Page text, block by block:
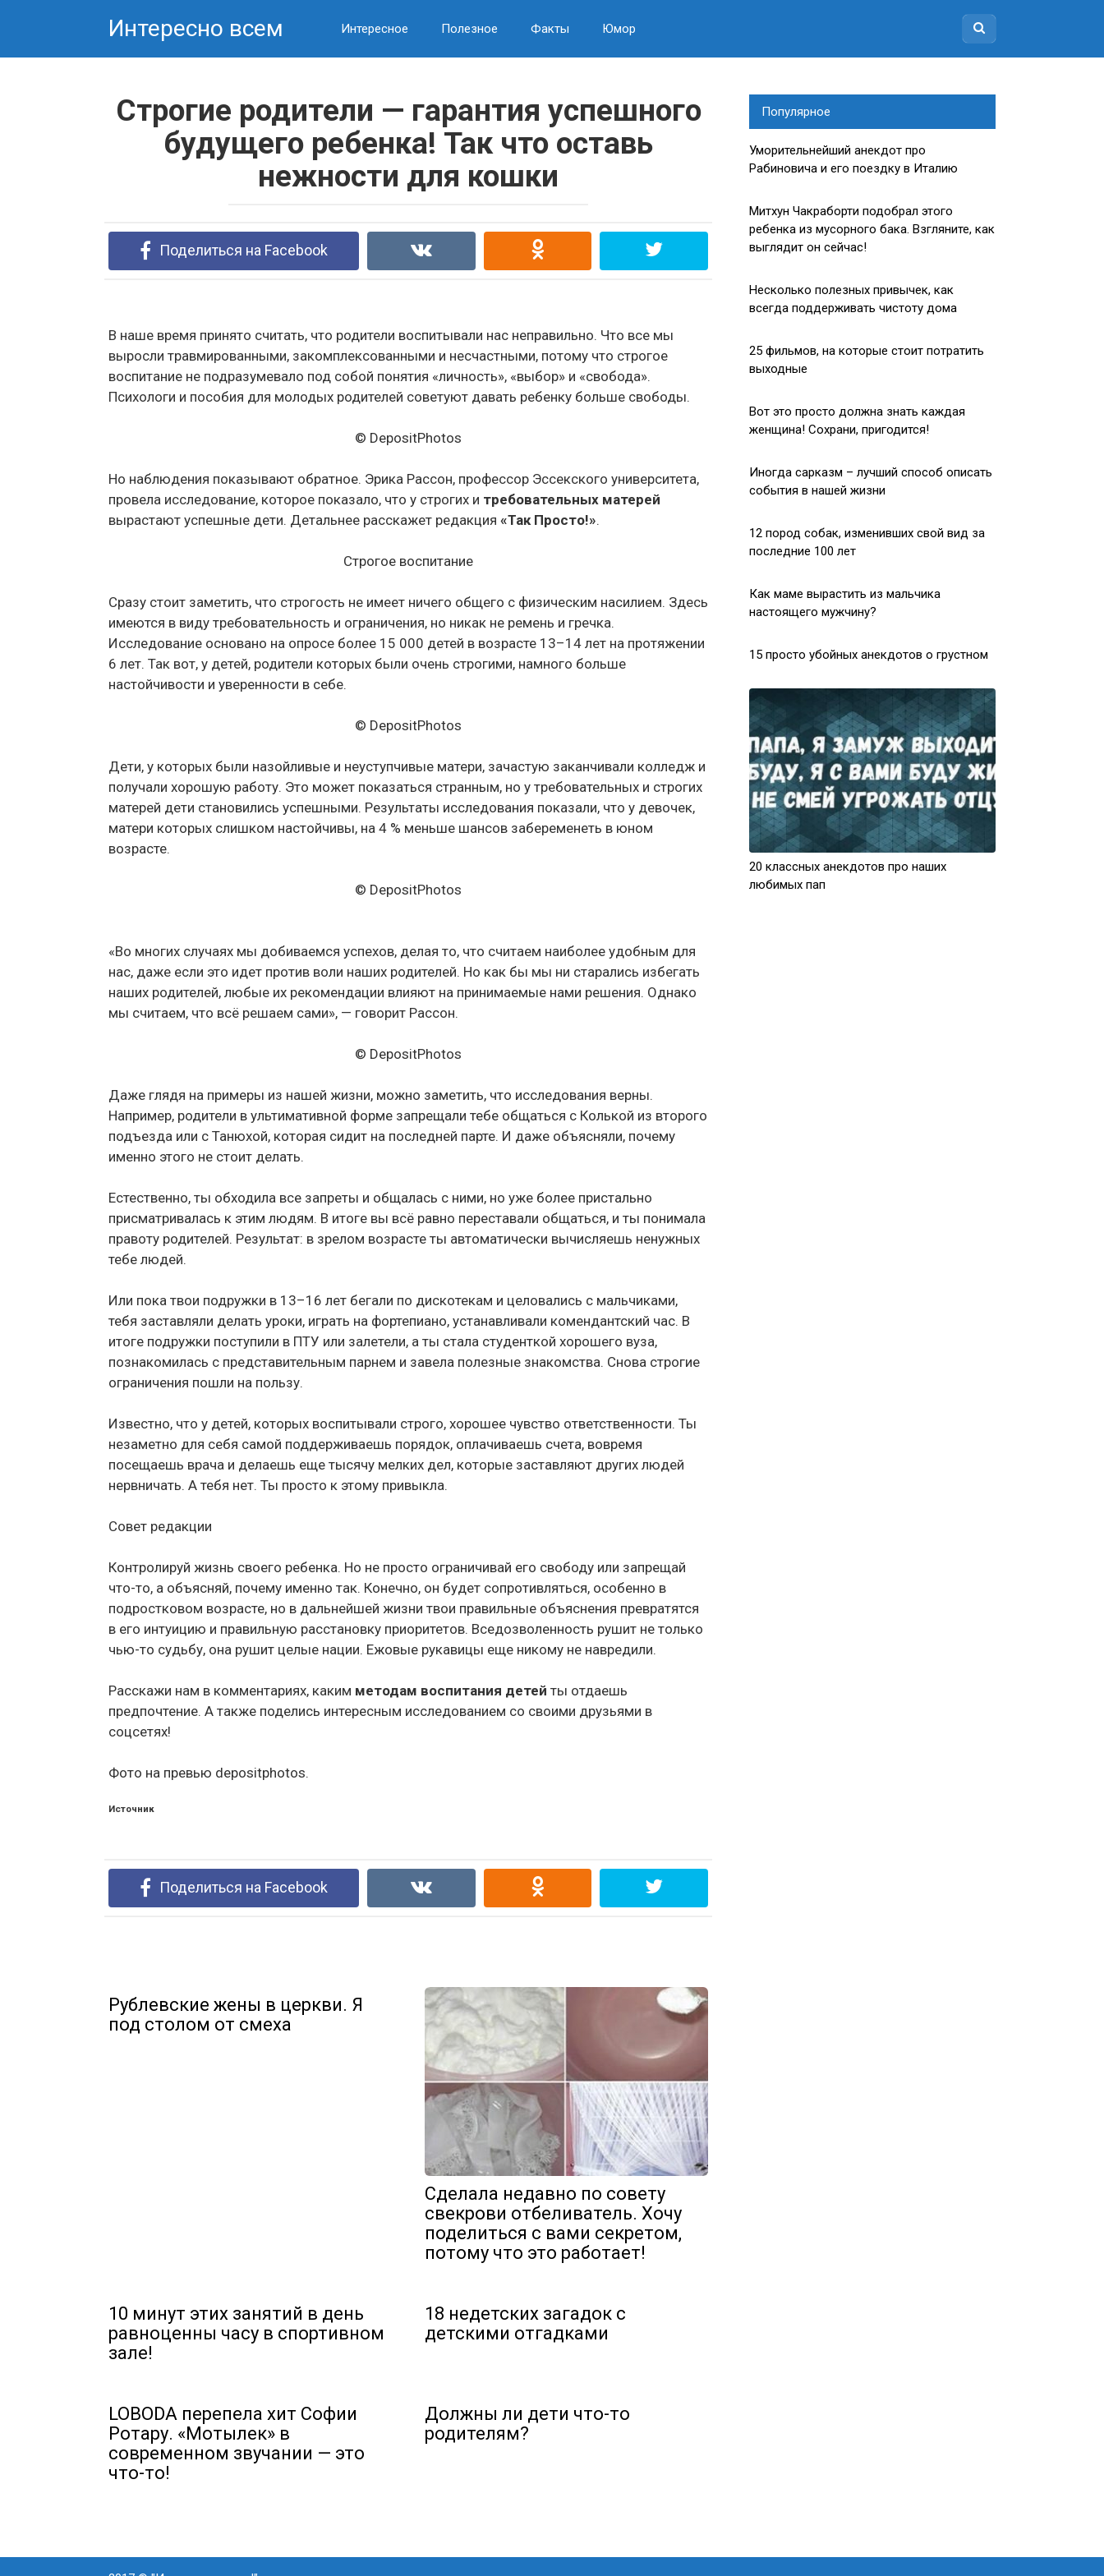
Интересно всем Интересное Полезное Факты Юмор
Строгие родители — гарантия успешного
будущего ребенка! Так что оставь
нежности для кошки
Поделиться на Facebook
В наше время принято считать, что родители воспитывали нас неправильно. Что все мы
выросли травмированными, закомплексованными и несчастными, потому что строгое
воспитание не подразумевало под собой понятия «личность», «выбор» и «свобода».
Психологи и пособия для молодых родителей советуют давать ребенку больше свободы.
© DepositPhotos
Но наблюдения показывают обратное. Эрика Рассон, профессор Эссекского университета,
провела исследование, которое показало, что у строгих и требовательных матерей
вырастают успешные дети. Детальнее расскажет редакция «Так Просто!».
Строгое воспитание
Сразу стоит заметить, что строгость не имеет ничего общего с физическим насилием. Здесь
имеются в виду требовательность и ограничения, но никак не ремень и гречка.
Исследование основано на опросе более 15 000 детей в возрасте 13–14 лет на протяжении
6 лет. Так вот, у детей, родители которых были очень строгими, намного больше
настойчивости и уверенности в себе.
© DepositPhotos
Дети, у которых были назойливые и неуступчивые матери, зачастую заканчивали колледж и
получали хорошую работу. Это может показаться странным, но у требовательных и строгих
матерей дети становились успешными. Результаты исследования показали, что у девочек,
матери которых слишком настойчивы, на 4 % меньше шансов забеременеть в юном
возрасте.
© DepositPhotos
«Во многих случаях мы добиваемся успехов, делая то, что считаем наиболее удобным для
нас, даже если это идет против воли наших родителей. Но как бы мы ни старались избегать
наших родителей, любые их рекомендации влияют на принимаемые нами решения. Однако
мы считаем, что всё решаем сами», — говорит Рассон.
© DepositPhotos
Даже глядя на примеры из нашей жизни, можно заметить, что исследования верны.
Например, родители в ультимативной форме запрещали тебе общаться с Колькой из второго
подъезда или с Танюхой, которая сидит на последней парте. И даже объясняли, почему
именно этого не стоит делать.
Естественно, ты обходила все запреты и общалась с ними, но уже более пристально
присматривалась к этим людям. В итоге вы всё равно переставали общаться, и ты понимала
правоту родителей. Результат: в зрелом возрасте ты автоматически вычисляешь ненужных
тебе людей.
Или пока твои подружки в 13–16 лет бегали по дискотекам и целовались с мальчиками,
тебя заставляли делать уроки, играть на фортепиано, устанавливали комендантский час. В
итоге подружки поступили в ПТУ или залетели, а ты стала студенткой хорошего вуза,
познакомилась с представительным парнем и завела полезные знакомства. Снова строгие
ограничения пошли на пользу.
Известно, что у детей, которых воспитывали строго, хорошее чувство ответственности. Ты
незаметно для себя самой поддерживаешь порядок, оплачиваешь счета, вовремя
посещаешь врача и делаешь еще тысячу мелких дел, которые заставляют других людей
нервничать. А тебя нет. Ты просто к этому привыкла.
Совет редакции
Контролируй жизнь своего ребенка. Но не просто ограничивай его свободу или запрещай
что-то, а объясняй, почему именно так. Конечно, он будет сопротивляться, особенно в
подростковом возрасте, но в дальнейшей жизни твои правильные объяснения превратятся
в его интуицию и правильную расстановку приоритетов. Вседозволенность рушит не только
чью-то судьбу, она рушит целые нации. Ежовые рукавицы еще никому не навредили.
Расскажи нам в комментариях, каким методам воспитания детей ты отдаешь
предпочтение. А также поделись интересным исследованием со своими друзьями в
соцсетях!
Фото на превью depositphotos.
Источник
Поделиться на Facebook
Рублевские жены в церкви. Я
под столом от смеха
Сделала недавно по совету
свекрови отбеливатель. Хочу
поделиться с вами секретом,
потому что это работает!
10 минут этих занятий в день
равноценны часу в спортивном
зале!
18 недетских загадок с
детскими отгадками
LOBODA перепела хит Софии
Ротару. «Мотылек» в
современном звучании — это
что-то!
Должны ли дети что-то
родителям?
Популярное
Уморительнейший анекдот про
Рабиновича и его поездку в Италию
Митхун Чакраборти подобрал этого
ребенка из мусорного бака. Взгляните, как
выглядит он сейчас!
Несколько полезных привычек, как
всегда поддерживать чистоту дома
25 фильмов, на которые стоит потратить
выходные
Вот это просто должна знать каждая
женщина! Сохрани, пригодится!
Иногда сарказм – лучший способ описать
события в нашей жизни
12 пород собак, изменивших свой вид за
последние 100 лет
Как маме вырастить из мальчика
настоящего мужчину?
15 просто убойных анекдотов о грустном
20 классных анекдотов про наших
любимых пап